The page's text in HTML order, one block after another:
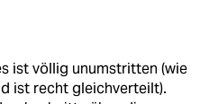
ist völlig unumstritten (wie
ist recht gleichverteilt).